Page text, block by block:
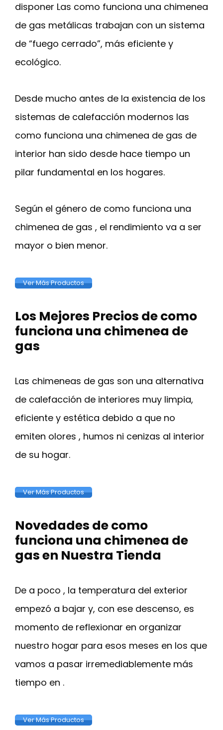
disponer Las como funciona una chimenea
de gas metálicas trabajan con un sistema
de “fuego cerrado”, más eficiente y
ecológico.
Desde mucho antes de la existencia de los
sistemas de calefacción modernos las
como funciona una chimenea de gas de
interior han sido desde hace tiempo un
pilar fundamental en los hogares.
Según el género de como funciona una
chimenea de gas , el rendimiento va a ser
mayor o bien menor.
Ver Más Productos
Los Mejores Precios de como
funciona una chimenea de
gas
Las chimeneas de gas son una alternativa
de calefacción de interiores muy limpia,
eficiente y estética debido a que no
emiten olores , humos ni cenizas al interior
de su hogar.
Ver Más Productos
Novedades de como
funciona una chimenea de
gas en Nuestra Tienda
De a poco , la temperatura del exterior
empezó a bajar y, con ese descenso, es
momento de reflexionar en organizar
nuestro hogar para esos meses en los que
vamos a pasar irremediablemente más
tiempo en .
Ver Más Productos